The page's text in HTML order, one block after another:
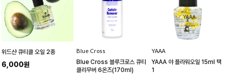
위드샨 큐티클 오일 2종
6,000원
BIue Cross
Blue Cross 블루크로스 큐티
클리무버 6온즈(170ml)
YAAA
YAAA 야 플라워오일 15ml 택
1